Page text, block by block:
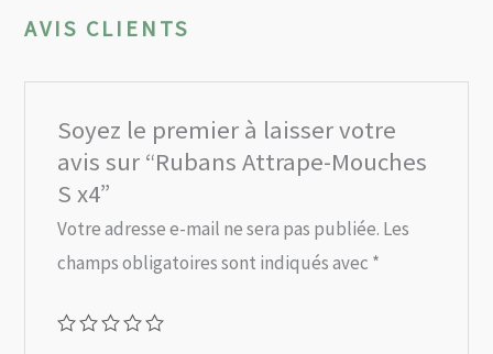
AVIS CLIENTS
Soyez le premier à laisser votre
avis sur “Rubans Attrape-Mouches
S x4”
Votre adresse e-mail ne sera pas publiée. Les
champs obligatoires sont indiqués avec *